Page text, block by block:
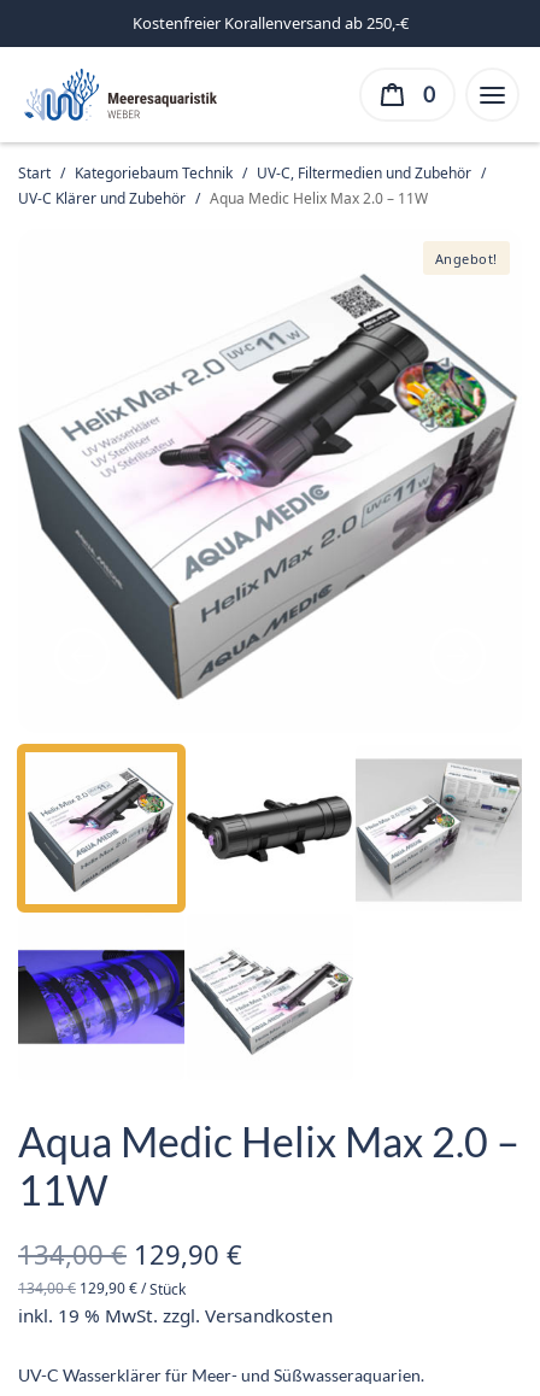
Kostenfreier Korallenversand ab 250,-€
0
Start / Kategoriebaum Technik / UV-C, Filtermedien und Zubehör /
UV-C Klärer und Zubehör / Aqua Medic Helix Max 2.0 – 11W
Angebot!
Aqua Medic Helix Max 2.0 –
11W
134,00€ Ursprünglicher
Preis war:
129,90€
134,00€ 129,90€/Stück
inkl. 19 % MwSt. zzgl.Versandkosten
UV-C Wasserklärer für Meer- und Süßwasseraquarien.